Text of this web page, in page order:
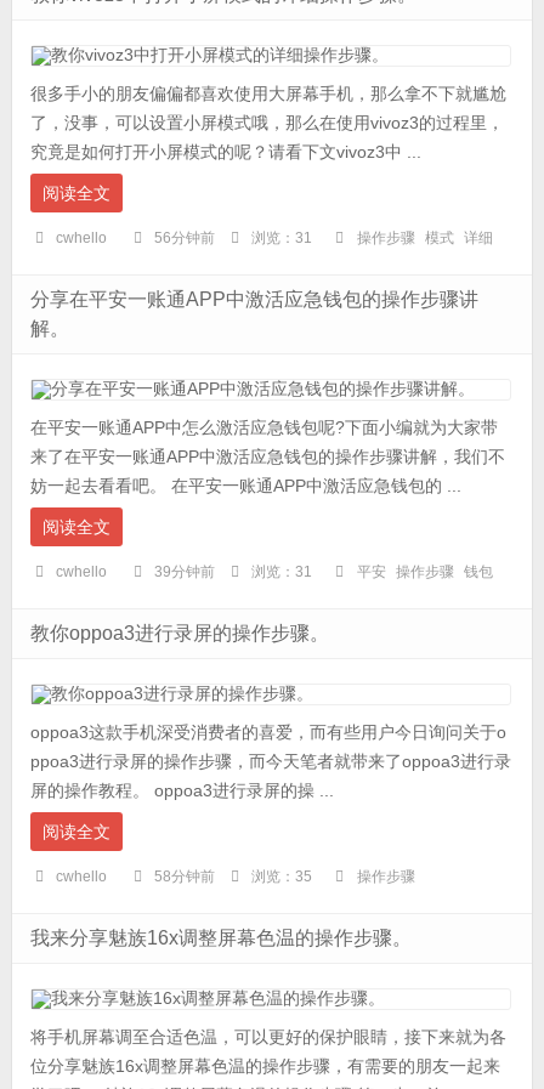
很多手小的朋友偏偏都喜欢使用大屏幕手机，那么拿不下就尴尬
了，没事，可以设置小屏模式哦，那么在使用vivoz3的过程里，
究竟是如何打开小屏模式的呢？请看下文vivoz3中 ...
阅读全文
cwhello 56分钟前 浏览：31 操作步骤 模式 详细
分享在平安一账通APP中激活应急钱包的操作步骤讲
解。
在平安一账通APP中怎么激活应急钱包呢?下面小编就为大家带
来了在平安一账通APP中激活应急钱包的操作步骤讲解，我们不
妨一起去看看吧。 在平安一账通APP中激活应急钱包的 ...
阅读全文
cwhello 39分钟前 浏览：31 平安 操作步骤 钱包
教你oppoa3进行录屏的操作步骤。
oppoa3这款手机深受消费者的喜爱，而有些用户今日询问关于o
ppoa3进行录屏的操作步骤，而今天笔者就带来了oppoa3进行录
屏的操作教程。 oppoa3进行录屏的操 ...
阅读全文
cwhello 58分钟前 浏览：35 操作步骤
我来分享魅族16x调整屏幕色温的操作步骤。
将手机屏幕调至合适色温，可以更好的保护眼睛，接下来就为各
位分享魅族16x调整屏幕色温的操作步骤，有需要的朋友一起来